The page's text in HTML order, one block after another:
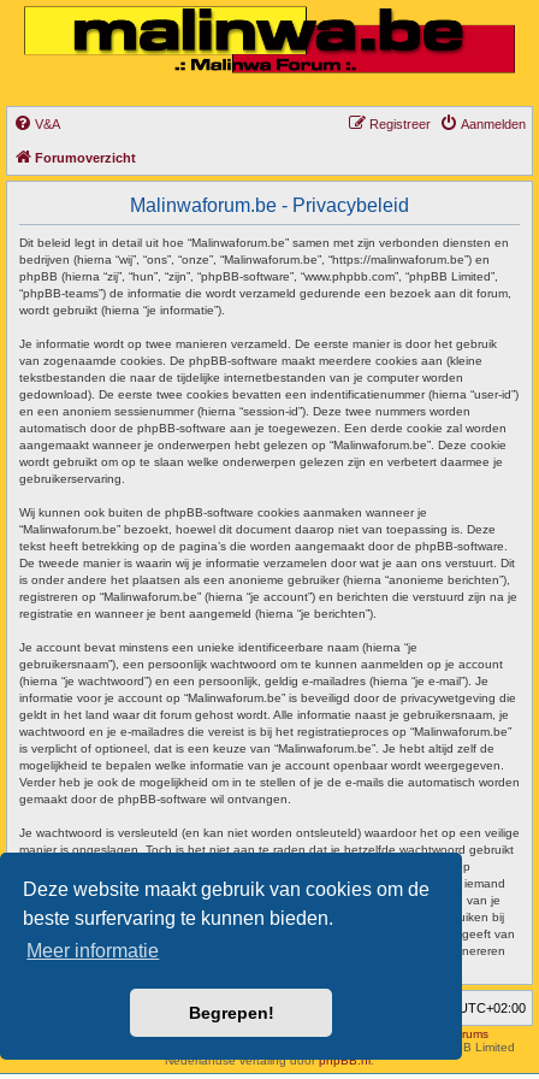
Deze website maakt gebruik van cookies om de
beste surfervaring te kunnen bieden.
Meer informatie
Begrepen!
V&A Aanmelden
Registreer
Forumoverzicht
Malinwaforum.be - Privacybeleid
Dit beleid legt in detail uit hoe “Malinwaforum.be” samen met zijn verbonden diensten en
bedrijven (hierna “wij”, “ons”, “onze”, “Malinwaforum.be”, “https://malinwaforum.be”) en
phpBB (hierna “zij”, “hun”, “zijn”, “phpBB-software”, “www.phpbb.com”, “phpBB Limited”,
“phpBB-teams”) de informatie die wordt verzameld gedurende een bezoek aan dit forum,
wordt gebruikt (hierna “je informatie”).
Je informatie wordt op twee manieren verzameld. De eerste manier is door het gebruik
van zogenaamde cookies. De phpBB-software maakt meerdere cookies aan (kleine
tekstbestanden die naar de tijdelijke internetbestanden van je computer worden
gedownload). De eerste twee cookies bevatten een indentificatienummer (hierna “user-id”)
en een anoniem sessienummer (hierna “session-id”). Deze twee nummers worden
automatisch door de phpBB-software aan je toegewezen. Een derde cookie zal worden
aangemaakt wanneer je onderwerpen hebt gelezen op “Malinwaforum.be”. Deze cookie
wordt gebruikt om op te slaan welke onderwerpen gelezen zijn en verbetert daarmee je
gebruikerservaring.
Wij kunnen ook buiten de phpBB-software cookies aanmaken wanneer je
“Malinwaforum.be” bezoekt, hoewel dit document daarop niet van toepassing is. Deze
tekst heeft betrekking op de pagina’s die worden aangemaakt door de phpBB-software.
De tweede manier is waarin wij je informatie verzamelen door wat je aan ons verstuurt. Dit
is onder andere het plaatsen als een anonieme gebruiker (hierna “anonieme berichten”),
registreren op “Malinwaforum.be” (hierna “je account”) en berichten die verstuurd zijn na je
registratie en wanneer je bent aangemeld (hierna “je berichten”).
Je account bevat minstens een unieke identificeerbare naam (hierna “je
gebruikersnaam”), een persoonlijk wachtwoord om te kunnen aanmelden op je account
(hierna “je wachtwoord”) en een persoonlijk, geldig e-mailadres (hierna “je e-mail”). Je
informatie voor je account op “Malinwaforum.be” is beveiligd door de privacywetgeving die
geldt in het land waar dit forum gehost wordt. Alle informatie naast je gebruikersnaam, je
wachtwoord en je e-mailadres die vereist is bij het registratieproces op “Malinwaforum.be”
is verplicht of optioneel, dat is een keuze van “Malinwaforum.be”. Je hebt altijd zelf de
mogelijkheid te bepalen welke informatie van je account openbaar wordt weergegeven.
Verder heb je ook de mogelijkheid om in te stellen of je de e-mails die automatisch worden
gemaakt door de phpBB-software wil ontvangen.
Je wachtwoord is versleuteld (en kan niet worden ontsleuteld) waardoor het op een veilige
manier is opgeslagen. Toch is het niet aan te raden dat je hetzelfde wachtwoord gebruikt
op meerdere websites. Je wachtwoord is het middel waarmee je op je account op
“Malinwaforum.be” kan aanmelden, bewaar het dus veilig en geef het nooit aan iemand
van Malinwaforum.be”, phpBB of een andere derde partij. Als je het wachtwoord van je
account bent vergeten, kun je de “Ik ben mijn wachtwoord vergeten”-optie gebruiken bij
het aanmeldvenster. Dit proces vereist dat je gebruikersnaam en e-mailadres opgeeft van
je gebruikersaccount, waarna de phpBB-software een nieuw wachtwoord zal genereren
UTC+02:00
Verwijder cookies
Aviation24.be - Latest News & Breaking Stories - Discussion Forums
® Forum Software © phpBB Limited
Nederlandse vertaling doorphpBB.nl.